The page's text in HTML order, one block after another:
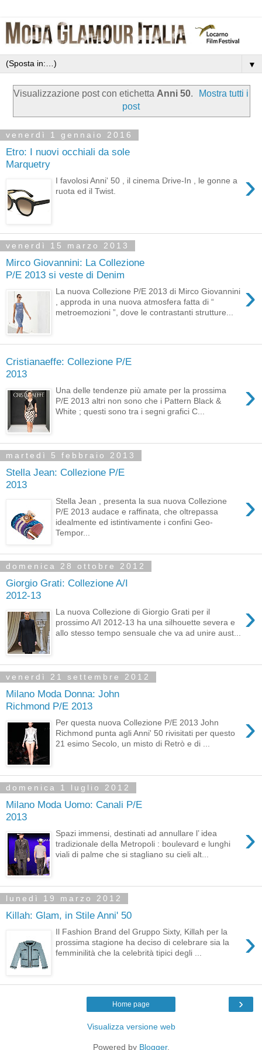
▼
Visualizzazione post con etichetta Anni 50.
Mostra tutti i
post
venerdì 1 gennaio 2016
Etro: I nuovi occhiali da sole
Marquetry
›
I favolosi Anni' 50 , il cinema Drive-In , le gonne a
ruota ed il Twist.
venerdì 15 marzo 2013
Mirco Giovannini: La Collezione
P/E 2013 si veste di Denim
›
La nuova Collezione P/E 2013 di Mirco Giovannini
, approda in una nuova atmosfera fatta di “
metroemozioni ”, dove le contrastanti strutture...
Cristianaeffe: Collezione P/E
2013
›
Una delle tendenze più amate per la prossima
P/E 2013 altri non sono che i Pattern Black &
White ; questi sono tra i segni grafici C...
martedì 5 febbraio 2013
Stella Jean: Collezione P/E
2013
›
Stella Jean , presenta la sua nuova Collezione
P/E 2013 audace e raffinata, che oltrepassa
idealmente ed istintivamente i confini Geo-
Tempor...
domenica 28 ottobre 2012
Giorgio Grati: Collezione A/I
2012-13
›
La nuova Collezione di Giorgio Grati per il
prossimo A/I 2012-13 ha una silhouette severa e
allo stesso tempo sensuale che va ad unire aust...
venerdì 21 settembre 2012
Milano Moda Donna: John
Richmond P/E 2013
›
Per questa nuova Collezione P/E 2013 John
Richmond punta agli Anni' 50 rivisitati per questo
21 esimo Secolo, un misto di Retrò e di ...
domenica 1 luglio 2012
Milano Moda Uomo: Canali P/E
2013
›
Spazi immensi, destinati ad annullare l’ idea
tradizionale della Metropoli : boulevard e lunghi
viali di palme che si stagliano su cieli alt...
lunedì 19 marzo 2012
Killah: Glam, in Stile Anni' 50
›
Il Fashion Brand del Gruppo Sixty, Killah per la
prossima stagione ha deciso di celebrare sia la
femminilità che la celebrità tipici degli ...
›
Home page
Visualizza versione web
Powered by Blogger.